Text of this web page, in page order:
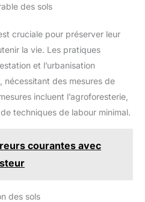
des sols
cruciale pour préserver leur
la vie. Les pratiques
et l’urbanisation
nécessitant des mesures de
incluent l’agroforesterie,
techniques de labour minimal.
courantes avec
des sols